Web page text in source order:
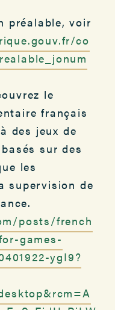
préalable, voir
co
le
français
des jeux de
sur des
les
supervision de
posts/french
games-
ygI9?